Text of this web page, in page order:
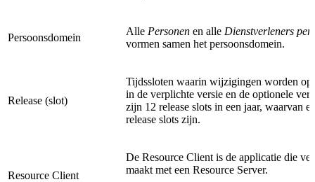
Persoonsdomein
Alle Personen en alle Dienstverleners
vormen samen het persoonsdomein.
Release (slot)
Tijdssloten waarin wijzigingen worden
in de verplichte versie en de optionele
zijn 12 release slots in een jaar, waarvan
release slots zijn.
Resource Client
De Resource Client is de applicatie die
maakt met een Resource Server.